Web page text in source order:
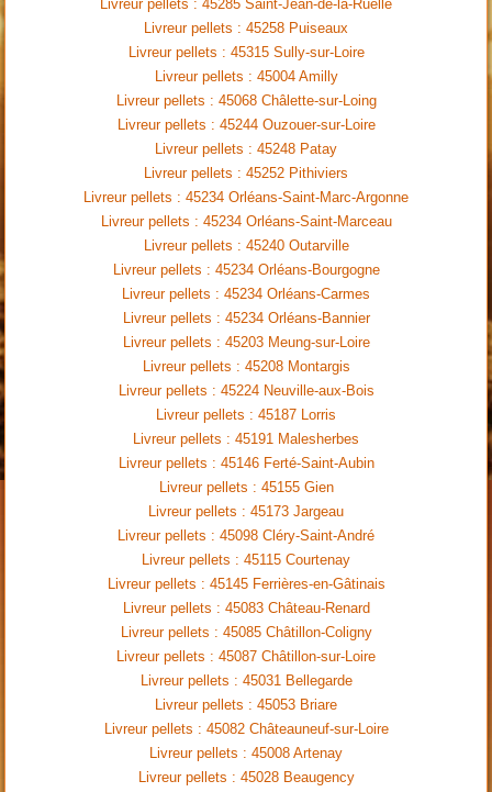
Livreur pellets : 45285 Saint-Jean-de-la-Ruelle
Livreur pellets : 45258 Puiseaux
Livreur pellets : 45315 Sully-sur-Loire
Livreur pellets : 45004 Amilly
Livreur pellets : 45068 Châlette-sur-Loing
Livreur pellets : 45244 Ouzouer-sur-Loire
Livreur pellets : 45248 Patay
Livreur pellets : 45252 Pithiviers
Livreur pellets : 45234 Orléans-Saint-Marc-Argonne
Livreur pellets : 45234 Orléans-Saint-Marceau
Livreur pellets : 45240 Outarville
Livreur pellets : 45234 Orléans-Bourgogne
Livreur pellets : 45234 Orléans-Carmes
Livreur pellets : 45234 Orléans-Bannier
Livreur pellets : 45203 Meung-sur-Loire
Livreur pellets : 45208 Montargis
Livreur pellets : 45224 Neuville-aux-Bois
Livreur pellets : 45187 Lorris
Livreur pellets : 45191 Malesherbes
Livreur pellets : 45146 Ferté-Saint-Aubin
Livreur pellets : 45155 Gien
Livreur pellets : 45173 Jargeau
Livreur pellets : 45098 Cléry-Saint-André
Livreur pellets : 45115 Courtenay
Livreur pellets : 45145 Ferrières-en-Gâtinais
Livreur pellets : 45083 Château-Renard
Livreur pellets : 45085 Châtillon-Coligny
Livreur pellets : 45087 Châtillon-sur-Loire
Livreur pellets : 45031 Bellegarde
Livreur pellets : 45053 Briare
Livreur pellets : 45082 Châteauneuf-sur-Loire
Livreur pellets : 45008 Artenay
Livreur pellets : 45028 Beaugency